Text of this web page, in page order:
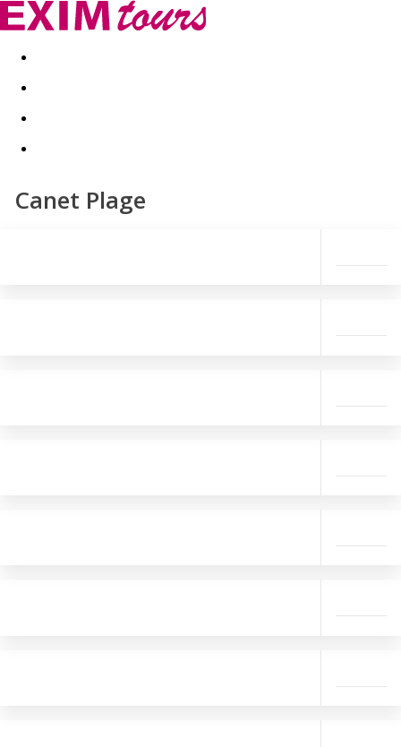
Akční nabídky Last minute
Canet Plage